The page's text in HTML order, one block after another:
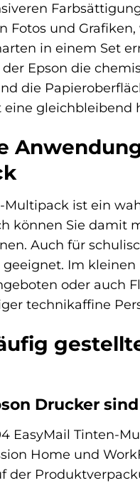
Fotos und
in einem Set
der Epson die
die
gleichbleibend
Multipack ist ein
können Sie damit
Auch für
Im
oder auch
technikaffine
Drucker
EasyMail Tinten-
Home und
der